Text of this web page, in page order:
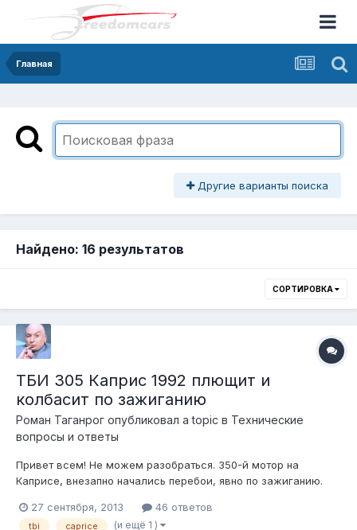
Главная
Другие варианты поиска
Найдено: 16 результатов
СОРТИРОВКА
ТБИ 305 Каприс 1992 плющит и
колбасит по зажиганию
Pоман Таганрог опубликовал a topic в Технические
вопросы и ответы
Привет всем! Не можем разобраться. 350-й мотор на
Каприсе, внезапно начались перебои, явно по зажиганию.
диапазону непонятно куда, непонятно по какому алгоритму. В
27 сентября, 2013 46 ответов
tbi caprice (и ещё 1 )